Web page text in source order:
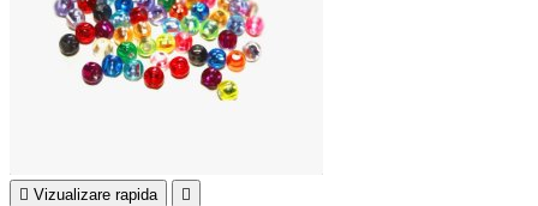
 Vizualizare rapida 